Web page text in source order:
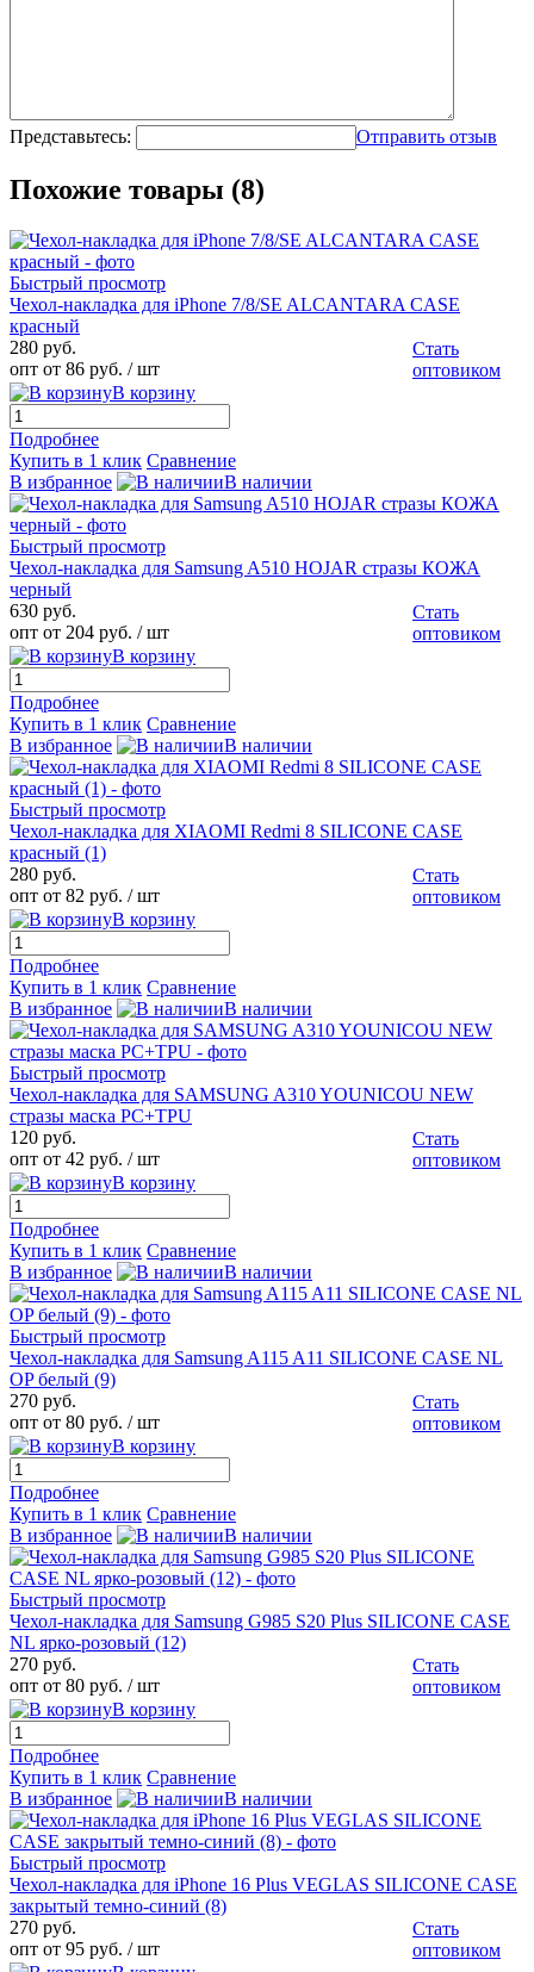
Представьтесь: Отправить отзыв
Похожие товары (8)
Быстрый просмотр
Чехол-накладка для iPhone 7/8/SE ALCANTARA CASE
красный
280 руб.
опт от 86 руб. / шт
Стать
оптовиком
В корзину
Подробнее
Купить в 1 клик Сравнение
В избранное
В наличии
Быстрый просмотр
Чехол-накладка для Samsung A510 HOJAR стразы КОЖА
черный
630 руб.
опт от 204 руб. / шт
Стать
оптовиком
В корзину
Подробнее
Купить в 1 клик Сравнение
В избранное
В наличии
Быстрый просмотр
Чехол-накладка для XIAOMI Redmi 8 SILICONE CASE
красный (1)
280 руб.
опт от 82 руб. / шт
Стать
оптовиком
В корзину
Подробнее
Купить в 1 клик Сравнение
В избранное
В наличии
Быстрый просмотр
Чехол-накладка для SAMSUNG A310 YOUNICOU NEW
стразы маска PC+TPU
120 руб.
опт от 42 руб. / шт
Стать
оптовиком
В корзину
Подробнее
Купить в 1 клик Сравнение
В избранное
В наличии
Быстрый просмотр
Чехол-накладка для Samsung A115 A11 SILICONE CASE NL
OP белый (9)
270 руб.
опт от 80 руб. / шт
Стать
оптовиком
В корзину
Подробнее
Купить в 1 клик Сравнение
В избранное
В наличии
Быстрый просмотр
Чехол-накладка для Samsung G985 S20 Plus SILICONE CASE
NL ярко-розовый (12)
270 руб.
опт от 80 руб. / шт
Стать
оптовиком
В корзину
Подробнее
Купить в 1 клик Сравнение
В избранное
В наличии
Быстрый просмотр
Чехол-накладка для iPhone 16 Plus VEGLAS SILICONE CASE
закрытый темно-синий (8)
270 руб.
опт от 95 руб. / шт
Стать
оптовиком